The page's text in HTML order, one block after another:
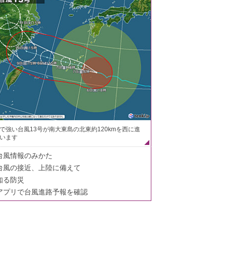
強い台風13号が南大東島の北東約120kmを西に進
ます
風情報のみかた
風の接近、上陸に備えて
る防災
プリで台風進路予報を確認